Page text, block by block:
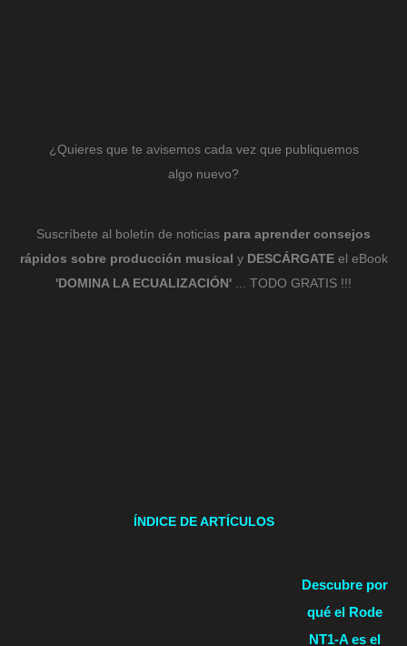
¿Quieres que te avisemos cada vez que publiquemos
algo nuevo?
Suscríbete al boletín de noticias para aprender consejos
rápidos sobre producción musical y DESCÁRGATEel eBook
'DOMINA LA ECUALIZACIÓN' ... TODO GRATIS !!!
ÍNDICE DE ARTÍCULOS
Descubre por
qué el Rode
NT1-A es el